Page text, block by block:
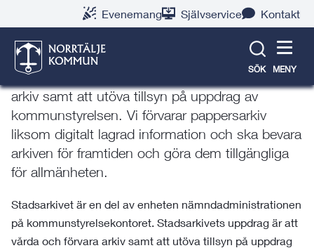
Evenemang Självservice Kontakt
SÖK MENY
Stadsarkivets uppdrag
Stadsarkivets uppdrag är att vårda och förvara
arkiv samt att utöva tillsyn på uppdrag av
kommunstyrelsen. Vi förvarar pappersarkiv
liksom digitalt lagrad information och ska bevara
arkiven för framtiden och göra dem tillgängliga
för allmänheten.
Stadsarkivet är en del av enheten nämndadministrationen
på kommunstyrelsekontoret. Stadsarkivets uppdrag är att
vårda och förvara arkiv samt att utöva tillsyn på uppdrag